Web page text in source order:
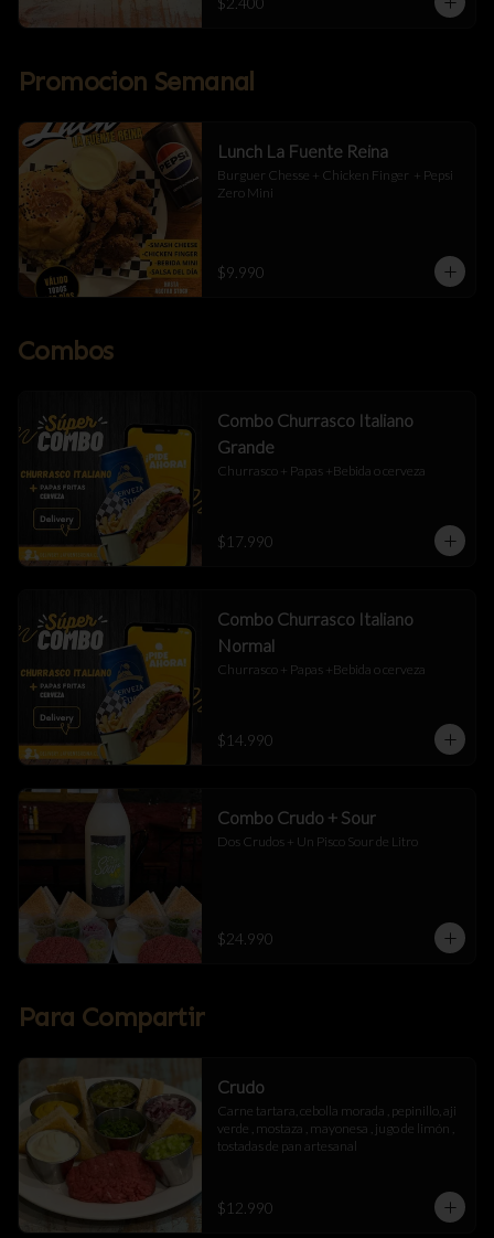
Promocion Semanal
Lunch La Fuente Reina
Burguer Chesse + Chicken Finger  + Pepsi
Zero Mini
$9.990
Combos
Combo Churrasco Italiano
Grande
Churrasco + Papas +Bebida o cerveza
$17.990
Combo Churrasco Italiano
Normal
Churrasco + Papas +Bebida o cerveza
$14.990
Combo Crudo + Sour
Dos Crudos + Un Pisco Sour de Litro
$24.990
Para Compartir
Crudo
Carne tartara, cebolla morada , pepinillo, aji
verde , mostaza , mayonesa , jugo de limón ,
tostadas de pan artesanal
$12.990